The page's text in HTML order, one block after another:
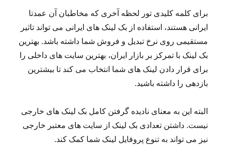
برای کلمه کلیدی تور لحظه آخری که مخاطبان آن عمدتا
ایرانی هستند، استفاده از بک لینک های ایرانی می تواند تاثیر
مستقیمی روی نرخ تبدیل و فروش شما داشته باشد. بهترین
بک لینک با تمرکز بر بازار ایران، بهترین سایت های داخلی را
برای قرار دادن لینک های شما انتخاب می کند تا بیشترین
بازدهی را داشته باشید.
البته این به معنای نادیده گرفتن کامل بک لینک های خارجی
نیست. داشتن تعدادی بک لینک از سایت های معتبر خارجی
نیز می تواند به تنوع پروفایل لینک شما کمک کند.